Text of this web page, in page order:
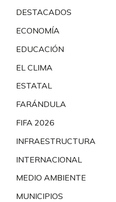
DESTACADOS
ECONOMÍA
EDUCACIÓN
EL CLIMA
ESTATAL
FARÁNDULA
FIFA 2026
INFRAESTRUCTURA
INTERNACIONAL
MEDIO AMBIENTE
MUNICIPIOS